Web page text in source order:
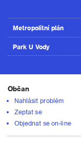
Metropolitní plán
Park U Vody
Občan
Nahlásit problém
Zeptat se
Objednat se on-line